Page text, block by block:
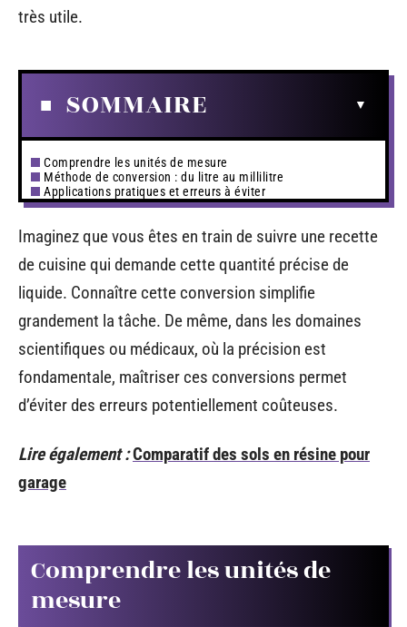
très utile.
SOMMAIRE
Comprendre les unités de mesure
Méthode de conversion : du litre au millilitre
Applications pratiques et erreurs à éviter
Imaginez que vous êtes en train de suivre une recette
de cuisine qui demande cette quantité précise de
liquide. Connaître cette conversion simplifie
grandement la tâche. De même, dans les domaines
scientifiques ou médicaux, où la précision est
fondamentale, maîtriser ces conversions permet
d’éviter des erreurs potentiellement coûteuses.
Lire également :Comparatif des sols en résine pour
garage
Comprendre les unités de
mesure